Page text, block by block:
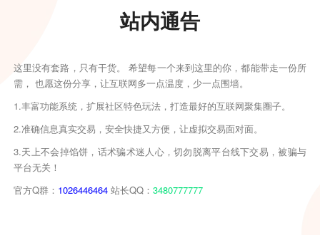
站内通告
这里没有套路，只有干货。 希望每一个来到这里的你，都能带走一份所
需， 也愿这份分享，让互联网多一点温度，少一点围墙。
1.丰富功能系统，扩展社区特色玩法，打造最好的互联网聚集圈子。
2.准确信息真实交易，安全快捷又方便，让虚拟交易面对面。
3.天上不会掉馅饼，话术骗术迷人心，切勿脱离平台线下交易，被骗与
平台无关！
官方Q群： 1026446464 站长QQ： 3480777777